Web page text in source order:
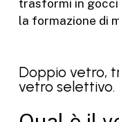
trasformi in
la formazione di
Doppio vetro,
vetro selettivo.